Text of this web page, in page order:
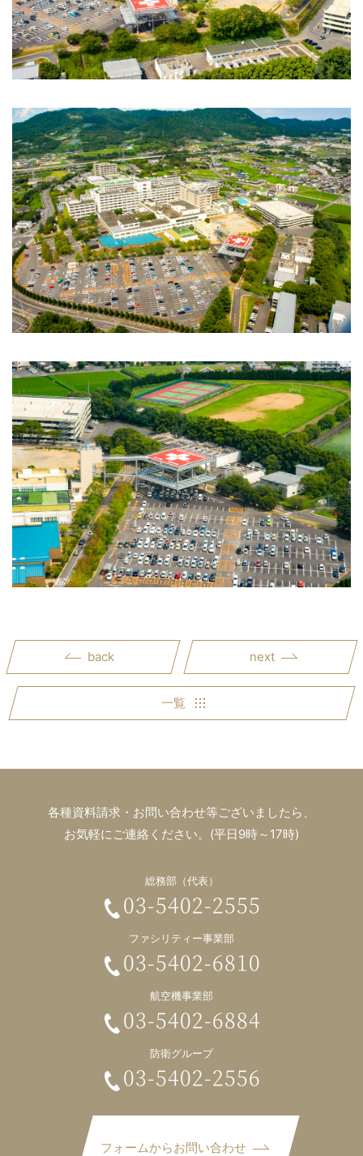
back next
一覧
各種資料請求・お問い合わせ等ございましたら、
お気軽にご連絡ください。(平日9時～17時)
フォームからお問い合わせ
総務部（代表）
03-5402-2555
ファシリティー事業部
03-5402-6810
航空機事業部
03-5402-6884
防衛グループ
03-5402-2556